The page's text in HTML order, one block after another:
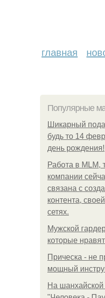
главная
Популярные
Шикарный
будь то 14
день рождения!
Работа в MLM,
компании
связана с
контента,
сетях.
Мужской
которые
Прическа - не
мощный
На